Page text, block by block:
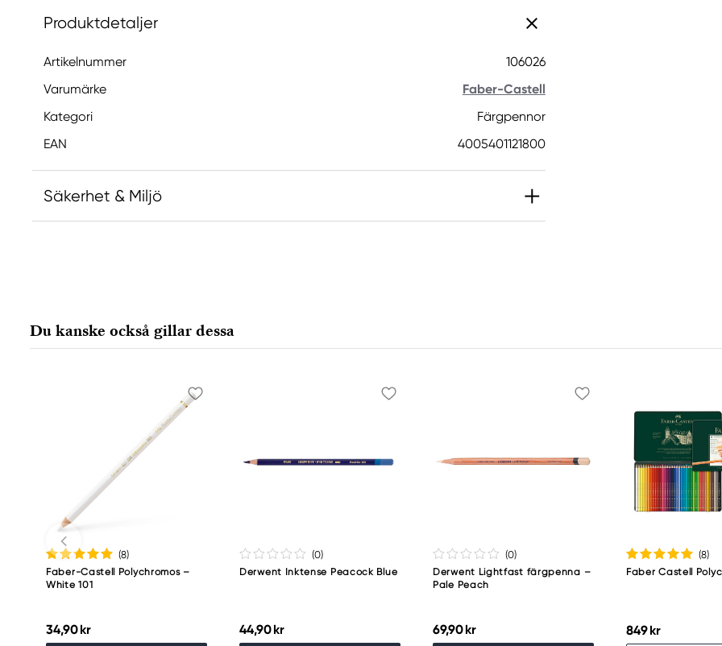
Produktdetaljer
Artikelnummer
106026
Varumärke
Faber-Castell
Kategori
Färgpennor
EAN
4005401121800
Säkerhet & Miljö
90546 Stein, Germany
info@Faber-Castell.de
Du kanske också gillar dessa
(8)
Faber-Castell Polychromos –
White 101
34,90 kr
(0)
Derwent Inktense Peacock Blue
44,90 kr
(0)
Derwent Lightfast färgpenna –
Pale Peach
69,90 kr
(8)
Faber Castell
849 kr